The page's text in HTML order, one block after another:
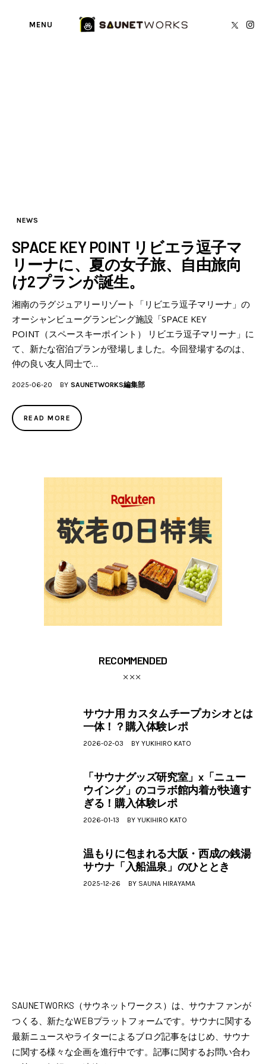
MENU
NEWS
SPACE KEY POINT リビエラ逗子マ
リーナに、夏の女子旅、自由旅向
け2プランが誕生。
湘南のラグジュアリーリゾート「リビエラ逗子マリーナ」の
オーシャンビューグランピング施設「SPACE KEY
POINT（スペースキーポイント） リビエラ逗子マリーナ」に
て、新たな宿泊プランが登場しました。今回登場するのは、
仲の良い友人同士で…
2025-06-20 BY SAUNETWORKS編集部
READ MORE
RECOMMENDED
サウナ用 カスタムチープカシオとは
一体！？購入体験レポ
2026-02-03 BYYUKIHIRO KATO
「サウナグッズ研究室」x「ニュー
ウイング」のコラボ館内着が快適す
ぎる！購入体験レポ
2026-01-13 BYYUKIHIRO KATO
温もりに包まれる大阪・西成の銭湯
サウナ「入船温泉」のひととき
2025-12-26 BY SAUNA HIRAYAMA
SAUNETWORKS（サウネットワークス）は、サウナファンが
つくる、新たなWEBプラットフォームです。サウナに関する
最新ニュースやライターによるブログ記事をはじめ、サウナ
に関する様々な企画を進行中です。記事に関するお問い合わ